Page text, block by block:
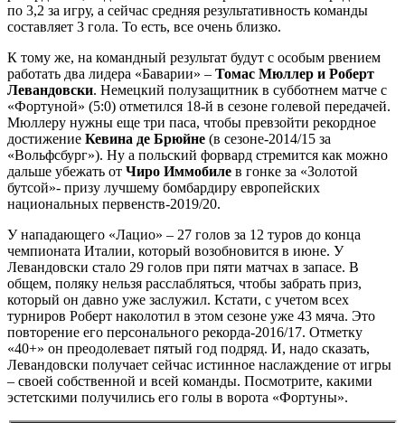
по 3,2 за игру, а сейчас средняя результативность команды
составляет 3 гола. То есть, все очень близко.
К тому же, на командный результат будут с особым рвением
работать два лидера «Баварии» – Томас Мюллер и Роберт
Левандовски. Немецкий полузащитник в субботнем матче с
«Фортуной» (5:0) отметился 18-й в сезоне голевой передачей.
Мюллеру нужны еще три паса, чтобы превзойти рекордное
достижение Кевина де Брюйне (в сезоне-2014/15 за
«Вольфсбург»). Ну а польский форвард стремится как можно
дальше убежать от Чиро Иммобиле в гонке за «Золотой
бутсой»- призу лучшему бомбардиру европейских
национальных первенств-2019/20.
У нападающего «Лацио» – 27 голов за 12 туров до конца
чемпионата Италии, который возобновится в июне. У
Левандовски стало 29 голов при пяти матчах в запасе. В
общем, поляку нельзя расслабляться, чтобы забрать приз,
который он давно уже заслужил. Кстати, с учетом всех
турниров Роберт наколотил в этом сезоне уже 43 мяча. Это
повторение его персонального рекорда-2016/17. Отметку
«40+» он преодолевает пятый год подряд. И, надо сказать,
Левандовски получает сейчас истинное наслаждение от игры
– своей собственной и всей команды. Посмотрите, какими
эстетскими получились его голы в ворота «Фортуны».